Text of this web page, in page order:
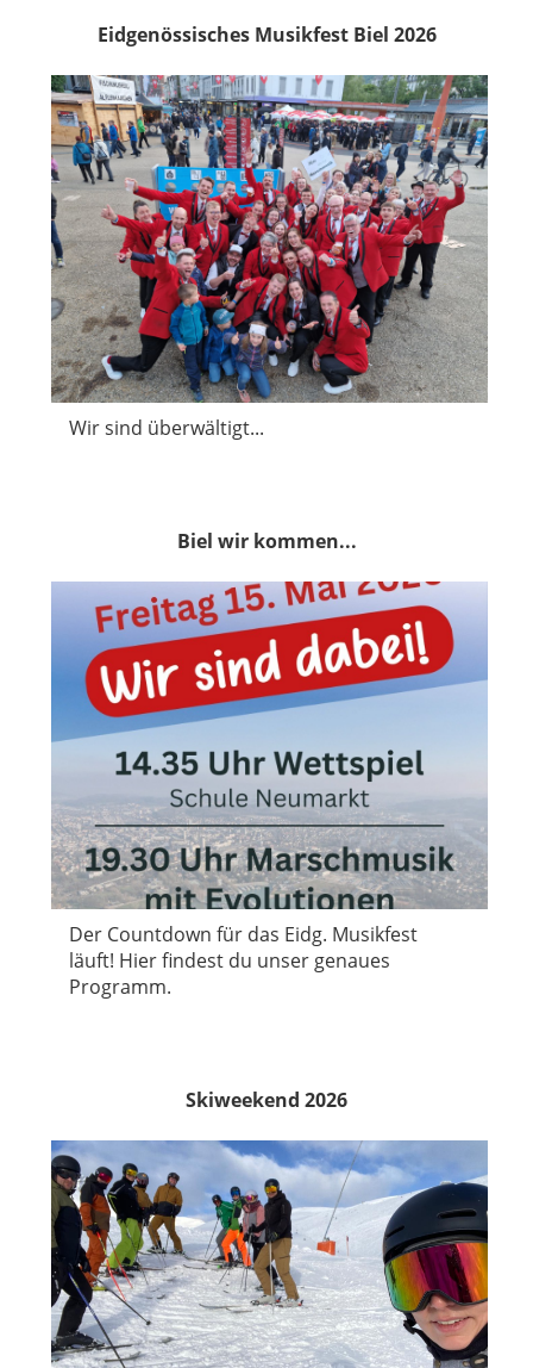
Eidgenössisches Musikfest Biel 2026
Wir sind überwältigt...
Biel wir kommen...
Der Countdown für das Eidg. Musikfest
läuft! Hier findest du unser genaues
Programm.
Skiweekend 2026